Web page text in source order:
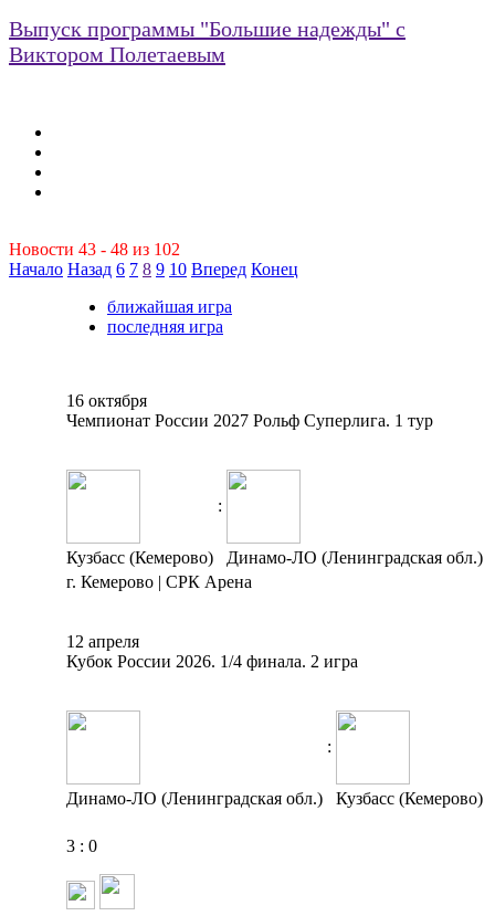
Выпуск программы "Большие надежды" с
Виктором Полетаевым
Новости 43 - 48 из 102
Начало Назад 6 7 8 9 10 Вперед Конец
ближайшая игра
последняя игра
16 октября
Чемпионат России 2027 Рольф Суперлига. 1 тур
:
Кузбасс (Кемерово)
Динамо-ЛО (Ленинградская обл.)
г. Кемерово | СРК Арена
12 апреля
Кубок России 2026. 1/4 финала. 2 игра
:
Динамо-ЛО (Ленинградская обл.) Кузбасс (Кемерово)
3 : 0